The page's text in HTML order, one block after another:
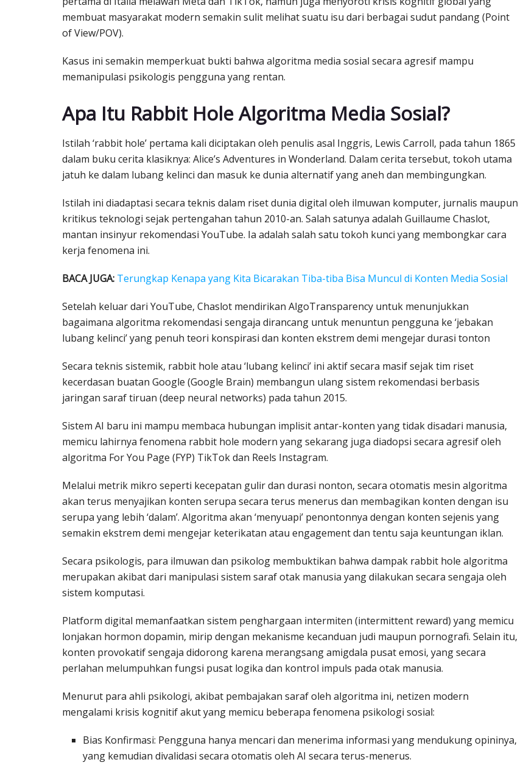
membuat masyarakat modern semakin sulit melihat suatu isu dari berbagai sudut pandang (Point
of View/POV).
Kasus ini semakin memperkuat bukti bahwa algoritma media sosial secara agresif mampu
memanipulasi psikologis pengguna yang rentan.
Apa Itu Rabbit Hole Algoritma Media Sosial?
Istilah ‘rabbit hole’ pertama kali diciptakan oleh penulis asal Inggris, Lewis Carroll, pada tahun 1865
dalam buku cerita klasiknya: Alice’s Adventures in Wonderland. Dalam cerita tersebut, tokoh utama
jatuh ke dalam lubang kelinci dan masuk ke dunia alternatif yang aneh dan membingungkan.
Istilah ini diadaptasi secara teknis dalam riset dunia digital oleh ilmuwan komputer, jurnalis maupun
kritikus teknologi sejak pertengahan tahun 2010-an. Salah satunya adalah Guillaume Chaslot,
mantan insinyur rekomendasi YouTube. Ia adalah salah satu tokoh kunci yang membongkar cara
kerja fenomena ini.
BACA JUGA: Terungkap Kenapa yang Kita Bicarakan Tiba-tiba Bisa Muncul di Konten Media Sosial
Setelah keluar dari YouTube, Chaslot mendirikan AlgoTransparency untuk menunjukkan
bagaimana algoritma rekomendasi sengaja dirancang untuk menuntun pengguna ke ‘jebakan
lubang kelinci’ yang penuh teori konspirasi dan konten ekstrem demi mengejar durasi tonton
Secara teknis sistemik, rabbit hole atau ‘lubang kelinci’ ini aktif secara masif sejak tim riset
kecerdasan buatan Google (Google Brain) membangun ulang sistem rekomendasi berbasis
jaringan saraf tiruan (deep neural networks) pada tahun 2015.
Sistem AI baru ini mampu membaca hubungan implisit antar-konten yang tidak disadari manusia,
memicu lahirnya fenomena rabbit hole modern yang sekarang juga diadopsi secara agresif oleh
algoritma For You Page (FYP) TikTok dan Reels Instagram.
Melalui metrik mikro seperti kecepatan gulir dan durasi nonton, secara otomatis mesin algoritma
akan terus menyajikan konten serupa secara terus menerus dan membagikan konten dengan isu
serupa yang lebih ‘dalam’. Algoritma akan ‘menyuapi’ penontonnya dengan konten sejenis yang
semakin ekstrem demi mengejar keterikatan atau engagement dan tentu saja keuntungan iklan.
Secara psikologis, para ilmuwan dan psikolog membuktikan bahwa dampak rabbit hole algoritma
merupakan akibat dari manipulasi sistem saraf otak manusia yang dilakukan secara sengaja oleh
sistem komputasi.
Platform digital memanfaatkan sistem penghargaan intermiten (intermittent reward) yang memicu
lonjakan hormon dopamin, mirip dengan mekanisme kecanduan judi maupun pornografi. Selain itu,
konten provokatif sengaja didorong karena merangsang amigdala pusat emosi, yang secara
perlahan melumpuhkan fungsi pusat logika dan kontrol impuls pada otak manusia.
Menurut para ahli psikologi, akibat pembajakan saraf oleh algoritma ini, netizen modern
mengalami krisis kognitif akut yang memicu beberapa fenomena psikologi sosial:
Bias Konfirmasi: Pengguna hanya mencari dan menerima informasi yang mendukung opininya,
yang kemudian divalidasi secara otomatis oleh AI secara terus-menerus.